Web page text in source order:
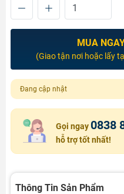
MUA
(Giao tận nơi hoặc lấy
Đang cập nhật
Gọi ngay 0838
hỗ trợ tốt nhất!
Thông Tin Sản Phẩm